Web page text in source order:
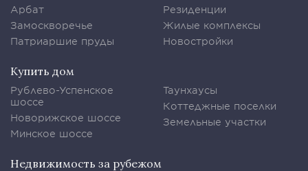
Арбат
Замоскворечье
Патриаршие пруды
Резиденции
Жилые комплексы
Новостройки
Купить дом
Рублево-Успенское
шоссе
Новорижское шоссе
Минское шоссе
Таунхаусы
Коттеджные поселки
Земельные участки
Недвижимость за рубежом